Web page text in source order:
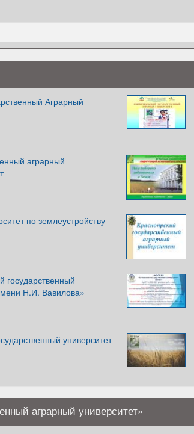
Аграрный
аграрный
по землеустройству
Н.И. Вавилова»
университет
аграрный университет»